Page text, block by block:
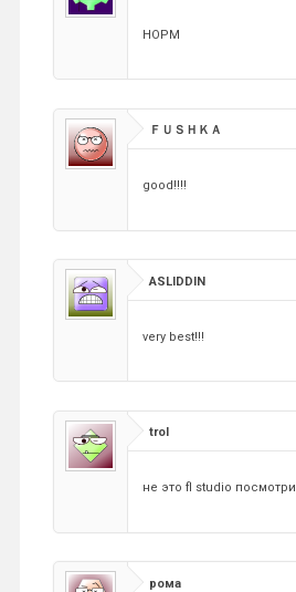
НОРМ
ＦＵＳＨＫＡ
good!!!!
ASLIDDIN
very best!!!
trol
не это fl studio посмотри
рома